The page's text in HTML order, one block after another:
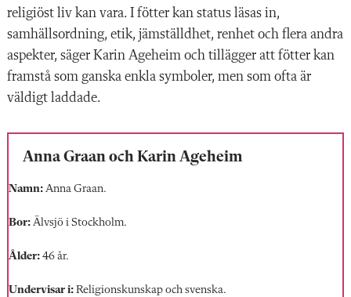
religiöst liv kan vara. I fötter kan status läsas in,
samhällsordning, etik, jämställdhet, renhet och flera andra
aspekter, säger Karin Ageheim och tillägger att fötter kan
framstå som ganska enkla symboler, men som ofta är
väldigt laddade.
Anna Graan och Karin Ageheim
Namn: Anna Graan.
Bor: Älvsjö i Stockholm.
Ålder: 46 år.
Undervisar i: Religionskunskap och svenska.